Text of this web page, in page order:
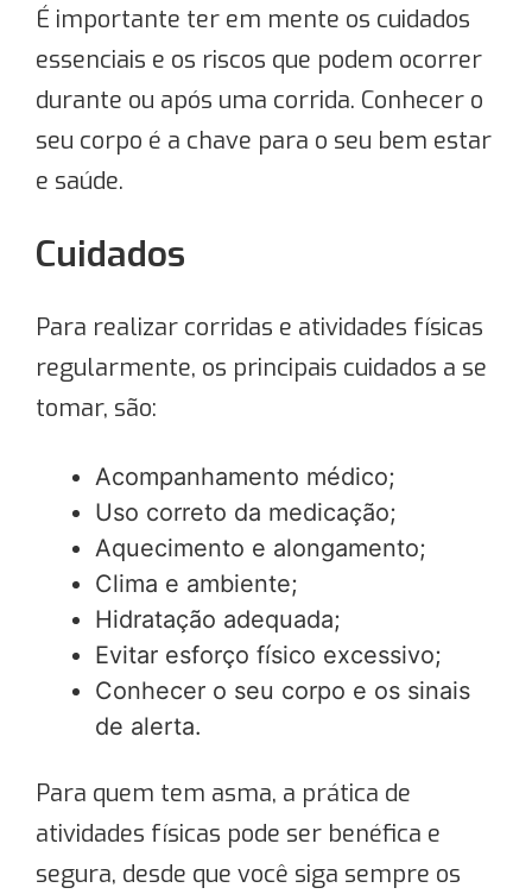
É importante ter em mente os cuidados
essenciais e os riscos que podem ocorrer
durante ou após uma corrida. Conhecer o
seu corpo é a chave para o seu bem estar
e saúde.
Cuidados
Para realizar corridas e atividades físicas
regularmente, os principais cuidados a se
tomar, são:
Acompanhamento médico;
Uso correto da medicação;
Aquecimento e alongamento;
Clima e ambiente;
Hidratação adequada;
Evitar esforço físico excessivo;
Conhecer o seu corpo e os sinais
de alerta.
Para quem tem asma, a prática de
atividades físicas pode ser benéfica e
segura, desde que você siga sempre os